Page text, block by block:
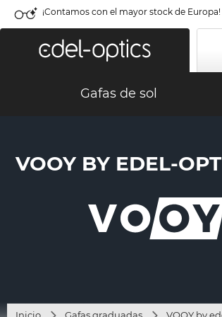
¡Contamos con el mayor stock de Europa!
Gafas de sol
VOOY BY EDEL-